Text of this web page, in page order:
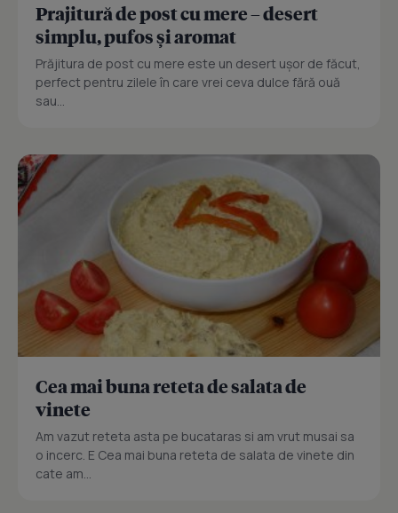
Prajitură de post cu mere – desert
simplu, pufos și aromat
Prăjitura de post cu mere este un desert ușor de făcut,
perfect pentru zilele în care vrei ceva dulce fără ouă
sau...
Cea mai buna reteta de salata de
vinete
Am vazut reteta asta pe bucataras si am vrut musai sa
o incerc. E Cea mai buna reteta de salata de vinete din
cate am...